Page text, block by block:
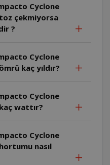
Cyclone
çekmiyorsa
?
Cyclone
kaç yıldır?
Cyclone
wattır?
Cyclone
nasıl